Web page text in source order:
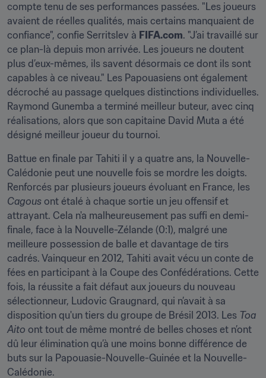
compte tenu de ses performances passées. "Les joueurs
avaient de réelles qualités, mais certains manquaient de
confiance", confie Serritslev à FIFA.com. "J’ai travaillé sur
ce plan-là depuis mon arrivée. Les joueurs ne doutent
plus d’eux-mêmes, ils savent désormais ce dont ils sont
capables à ce niveau." Les Papouasiens ont également
décroché au passage quelques distinctions individuelles.
Raymond Gunemba a terminé meilleur buteur, avec cinq
réalisations, alors que son capitaine David Muta a été
désigné meilleur joueur du tournoi.
Battue en finale par Tahiti il y a quatre ans, la Nouvelle-
Calédonie peut une nouvelle fois se mordre les doigts.
Cagous ont étalé à chaque sortie un jeu offensif et
attrayant. Cela n'a malheureusement pas suffi en demi-
finale, face à la Nouvelle-Zélande (0:1), malgré une
meilleure possession de balle et davantage de tirs
cadrés. Vainqueur en 2012, Tahiti avait vécu un conte de
fées en participant à la Coupe des Confédérations. Cette
fois, la réussite a fait défaut aux joueurs du nouveau
sélectionneur, Ludovic Graugnard, qui n’avait à sa
disposition qu'un tiers du groupe de Brésil 2013. Les Toa
Aito ont tout de même montré de belles choses et n’ont
dû leur élimination qu’à une moins bonne différence de
buts sur la Papouasie-Nouvelle-Guinée et la Nouvelle-
Calédonie.